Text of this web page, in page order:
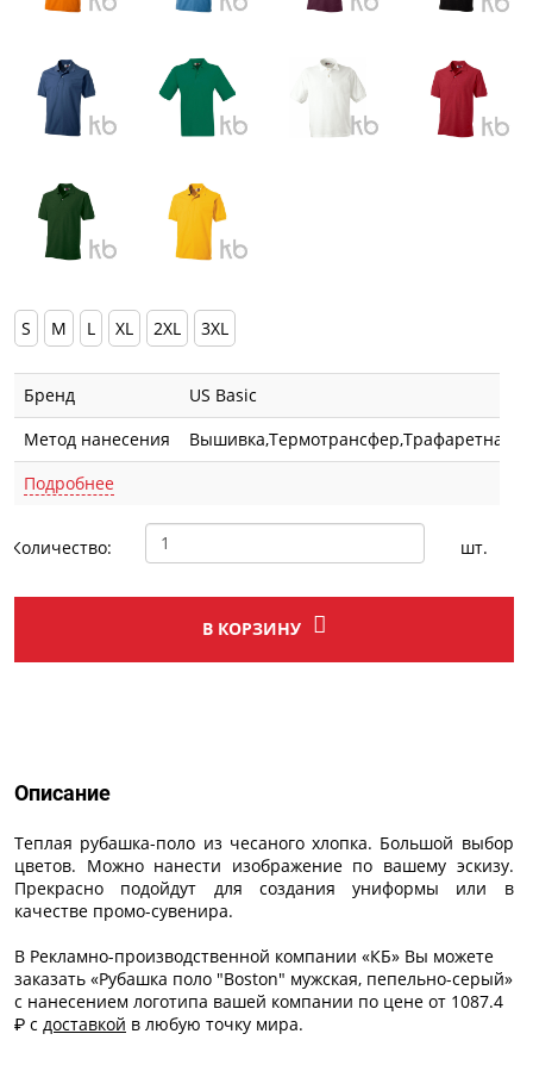
S M L XL 2XL 3XL
Бренд
US Basic
Метод нанесения
Вышивка,Термотрансфер,Трафаретная
Подробнее
Количество: шт.
В КОРЗИНУ
Описание
Теплая рубашка-поло из чесаного хлопка. Большой выбор
цветов. Можно нанести изображение по вашему эскизу.
Прекрасно подойдут для создания униформы или в
качестве промо-сувенира.
В Рекламно-производственной компании «КБ» Вы можете
заказать «Рубашка поло "Boston" мужская, пепельно-серый»
с нанесением логотипа вашей компании по цене от 1087.4
₽ с доставкой в любую точку мира.